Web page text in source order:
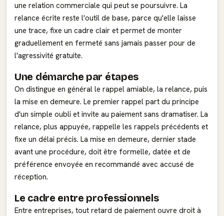
une relation commerciale qui peut se poursuivre. La
relance écrite reste l'outil de base, parce qu'elle laisse
une trace, fixe un cadre clair et permet de monter
graduellement en fermeté sans jamais passer pour de
l'agressivité gratuite.
Une démarche par étapes
On distingue en général le rappel amiable, la relance, puis
la mise en demeure. Le premier rappel part du principe
d'un simple oubli et invite au paiement sans dramatiser. La
relance, plus appuyée, rappelle les rappels précédents et
fixe un délai précis. La mise en demeure, dernier stade
avant une procédure, doit être formelle, datée et de
préférence envoyée en recommandé avec accusé de
réception.
Le cadre entre professionnels
Entre entreprises, tout retard de paiement ouvre droit à